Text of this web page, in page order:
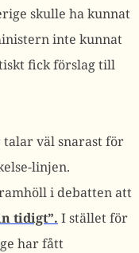
skulle ha kunnat
inte kunnat
fick förslag till
väl snarast för
linjen.
i debatten att
tidigt”. I stället för
har fått